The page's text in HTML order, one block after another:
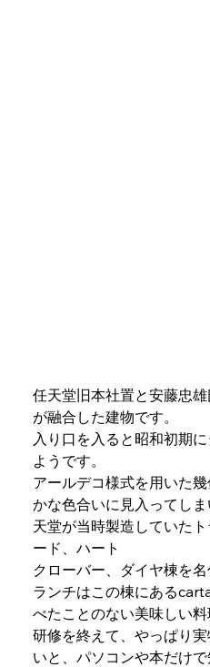
任天堂旧本社置と安藤忠
が融合した建物です。
入り口を入ると昭和初期
ようです。
アールデコ様式を用いた
かな色合いに見入ってし
天堂が当時製造していた
ード、ハート
クローバー、ダイヤ棟を名
ランチはこの棟にある
べたことのない美味しい料
研修を終えて、やっぱり
いと、パソコンや本だけ